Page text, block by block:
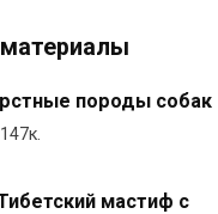
породы собак
147к.
мастиф с